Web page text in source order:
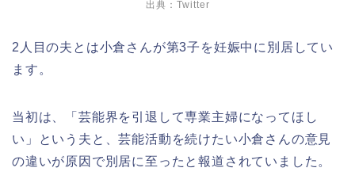
出典：Twitter
2 人目の夫とは小倉さんが第3子を妊娠中に別居してい
ます。
当初は、「芸能界を引退して専業主婦になってほし
い」という夫と、芸能活動を続けたい小倉さんの意見
の違いが原因で別居に至ったと報道されていました。